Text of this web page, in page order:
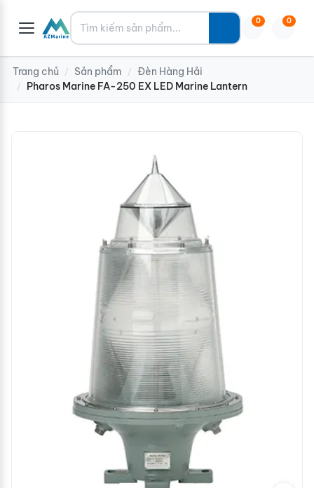
Tìm kiếm 0 0
Trang chủ / Sản phẩm / Đèn Hàng Hải
/ Pharos Marine FA-250 EX LED Marine Lantern